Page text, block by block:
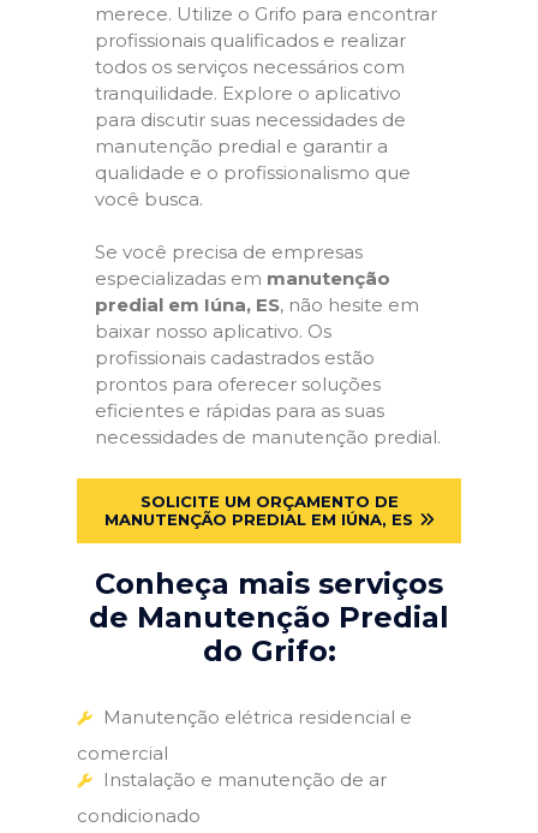
merece. Utilize o Grifo para encontrar
profissionais qualificados e realizar
todos os serviços necessários com
tranquilidade. Explore o aplicativo
para discutir suas necessidades de
manutenção predial e garantir a
qualidade e o profissionalismo que
você busca.
Se você precisa de empresas
especializadas em manutenção
predial em Iúna, ES, não hesite em
baixar nosso aplicativo. Os
profissionais cadastrados estão
prontos para oferecer soluções
eficientes e rápidas para as suas
necessidades de manutenção predial.
SOLICITE UM ORÇAMENTO DE
MANUTENÇÃO PREDIAL EM IÚNA, ES
Conheça mais serviços
de Manutenção Predial
do Grifo:
Manutenção elétrica residencial e
comercial
Instalação e manutenção de ar
condicionado